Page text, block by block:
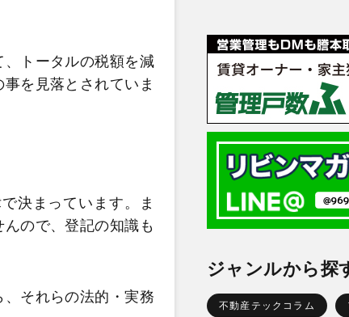
トータルの税額を減
を見落とされていま
決まっています。ま
ので、登記の知識も
それらの法的・実務
ジャンルから探
不動産テックコラム